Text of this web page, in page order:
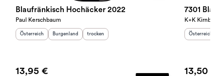
Blaufränkisch Hochäcker 2022
Paul Kerschbaum
Herkunftsland
Österreich Herkunftsregion:
Burgenland Geschmack
trocken
13,95 €
7301
K+K
Österreich
13,50 €